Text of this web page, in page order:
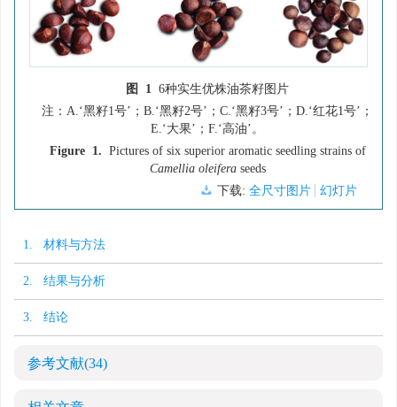
图 1 6种实生优株油茶籽图片
注：A.‘黑籽1号’；B.‘黑籽2号’；C.‘黑籽3号’；D.‘红花1号’；
E.‘大果’；F.‘高油’。
Figure 1. Pictures of six superior aromatic seedling strains of
Camellia oleiferaseeds
下载: 全尺寸图片 幻灯片
1. 材料与方法
2. 结果与分析
3. 结论
参考文献(34)